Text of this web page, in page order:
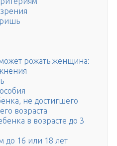
рожать женщина:
не достигшего
возраста
в возрасте до 3
до 16 или 18 лет